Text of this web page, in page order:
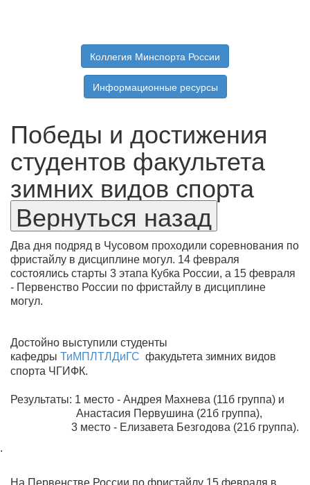
Коллегия Минспорта России
Информационные ресурсы
Победы и достижения
студентов факультета
зимних видов спорта
Два дня подряд в Чусовом проходили соревнования по
фристайлу в дисциплине могул. 14 февраля
состоялись старты 3 этапа Кубка России, а 15 февраля
- Первенство России по фристайлу в дисциплине
могул.
Достойно выступили студенты
кафедры ТиМПЛТЛДиГС факудьтета зимних видов
спорта ЧГИФК.
Результаты: 1 место - Андрея Махнева (11б группа) и
Анастасия Первушина (21б группа),
3 место - Елизавета Безгодова (21б группа).